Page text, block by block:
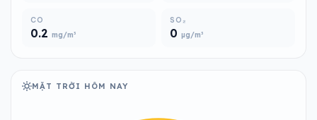
CO
0.2 mg/m³
SO₂
0 µg/m³
MẶT TRỜI HÔM NAY